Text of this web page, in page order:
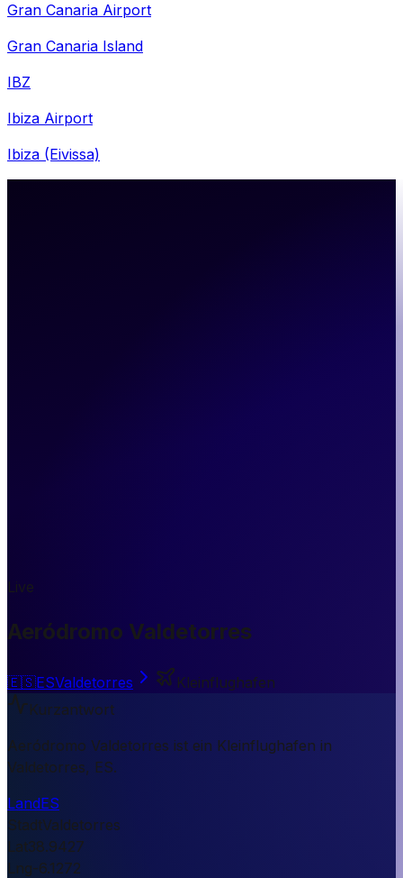
Gran Canaria Airport
Gran Canaria Island
IBZ
Ibiza Airport
Ibiza (Eivissa)
Live
Aeródromo Valdetorres
🇪🇸ESValdetorres
Kleinflughafen
Kurzantwort
Aeródromo Valdetorres ist ein Kleinflughafen in
Valdetorres, ES.
LandES
StadtValdetorres
Lat38.9427
Lng-6.1272